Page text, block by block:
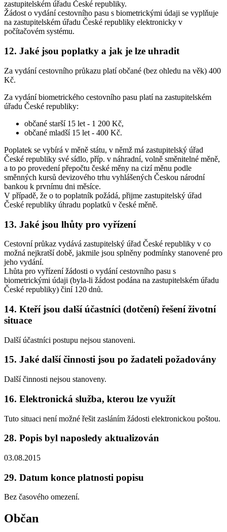
zastupitelském úřadu České republiky.
Žádost o vydání cestovního pasu s biometrickými údaji se vyplňuje
na zastupitelském úřadu České republiky elektronicky v
počítačovém systému.
12. Jaké jsou poplatky a jak je lze uhradit
Za vydání cestovního průkazu platí občané (bez ohledu na věk) 400
Kč.
Za vydání biometrického cestovního pasu platí na zastupitelském
úřadu České republiky:
občané starší 15 let - 1 200 Kč,
občané mladší 15 let - 400 Kč.
Poplatek se vybírá v měně státu, v němž má zastupitelský úřad
České republiky své sídlo, příp. v náhradní, volně směnitelné měně,
a to po provedení přepočtu české měny na cizí měnu podle
směnných kursů devizového trhu vyhlášených Českou národní
bankou k prvnímu dni měsíce.
V případě, že o to poplatník požádá, přijme zastupitelský úřad
České republiky úhradu poplatků v české měně.
13. Jaké jsou lhůty pro vyřízení
Cestovní průkaz vydává zastupitelský úřad České republiky v co
možná nejkratší době, jakmile jsou splněny podmínky stanovené pro
jeho vydání.
Lhůta pro vyřízení žádosti o vydání cestovního pasu s
biometrickými údaji (byla-li žádost podána na zastupitelském úřadu
České republiky) činí 120 dnů.
14. Kteří jsou další účastníci (dotčení) řešení životní
situace
Další účastníci postupu nejsou stanoveni.
15. Jaké další činnosti jsou po žadateli požadovány
Další činnosti nejsou stanoveny.
16. Elektronická služba, kterou lze využít
Tuto situaci není možné řešit zasláním žádosti elektronickou poštou.
28. Popis byl naposledy aktualizován
03.08.2015
29. Datum konce platnosti popisu
Bez časového omezení.
Občan